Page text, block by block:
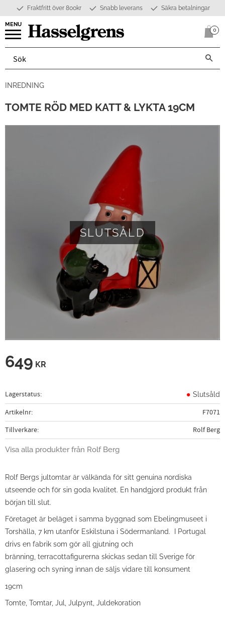
Meny
Fraktfritt över 800kr Snabb leverans Säkra betalningar
0
INREDNING
TOMTE RÖD MED KATT & LYKTA 19CM
SLUTSÅLD
649 KR
Lagerstatus Slutsåld
Artikelnr
F7071
Tillverkare
Rolf Berg
Visa alla produkter från Rolf Berg
Rolf Bergs jultomtar är välkända för sitt genuina nordiska
utseende och för sin goda kvalitet. En handgjord produkt från
början till slut.
Företaget är beläget i samma byggnad som Ebelingmuseet i
Torshälla, 7 km utanför Eskilstuna i Södermanland. I Portugal
drivs en fabrik som gör all gjutning och
bränning, terracottafigurerna skickas sedan till Sverige för
glasering och syning innan de säljs vidare till konsument
19cm
Tomte, Tomtar, Jul, Julpynt, Juldekoration